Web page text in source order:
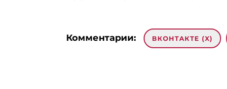
Комментарии: ВКОНТАКТЕ (X)